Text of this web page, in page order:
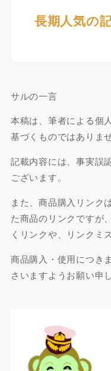
長期人気の
サルの一言
本稿は、筆者による個
基づくものではありませ
記載内容には、事実誤
ございます。
また、商品購入リンク
た商品のリンクですが
くリンクや、リンクミ
商品購入・使用につき
さいますようお願い申